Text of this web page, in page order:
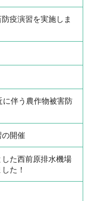
疫演習を実施しま
に伴う農作物被害防
開催
した西前原排水機場
た！